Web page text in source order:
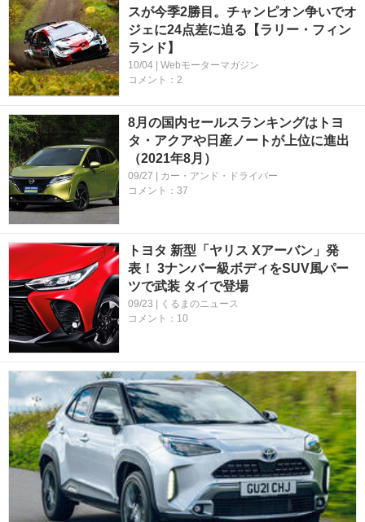
スが今季2勝目。チャンピオン争いでオ
ジェに24点差に迫る【ラリー・フィン
ランド】
10/04 | Webモーターマガジン
コメント：2
8月の国内セールスランキングはトヨ
タ・アクアや日産ノートが上位に進出
（2021年8月）
09/27 | カー・アンド・ドライバー
コメント：37
トヨタ 新型「ヤリス Xアーバン」発
表！ 3ナンバー級ボディをSUV風パー
ツで武装 タイで登場
09/23 | くるまのニュース
コメント：10